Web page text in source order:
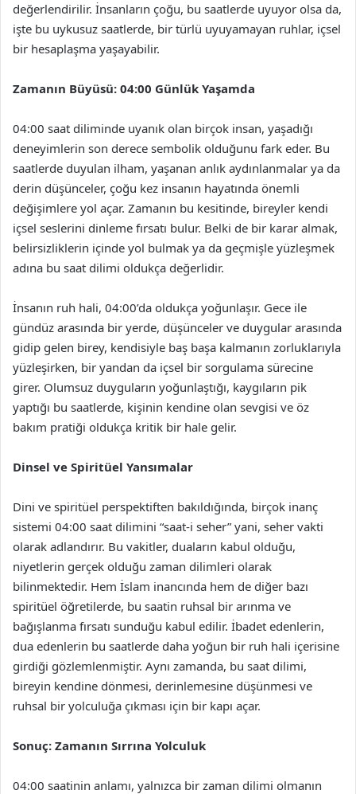
değerlendirilir. İnsanların çoğu, bu saatlerde uyuyor olsa da,
işte bu uykusuz saatlerde, bir türlü uyuyamayan ruhlar, içsel
bir hesaplaşma yaşayabilir.
Zamanın Büyüsü: 04:00 Günlük Yaşamda
04:00 saat diliminde uyanık olan birçok insan, yaşadığı
deneyimlerin son derece sembolik olduğunu fark eder. Bu
saatlerde duyulan ilham, yaşanan anlık aydınlanmalar ya da
derin düşünceler, çoğu kez insanın hayatında önemli
değişimlere yol açar. Zamanın bu kesitinde, bireyler kendi
içsel seslerini dinleme fırsatı bulur. Belki de bir karar almak,
belirsizliklerin içinde yol bulmak ya da geçmişle yüzleşmek
adına bu saat dilimi oldukça değerlidir.
İnsanın ruh hali, 04:00’da oldukça yoğunlaşır. Gece ile
gündüz arasında bir yerde, düşünceler ve duygular arasında
gidip gelen birey, kendisiyle baş başa kalmanın zorluklarıyla
yüzleşirken, bir yandan da içsel bir sorgulama sürecine
girer. Olumsuz duyguların yoğunlaştığı, kaygıların pik
yaptığı bu saatlerde, kişinin kendine olan sevgisi ve öz
bakım pratiği oldukça kritik bir hale gelir.
Dinsel ve Spiritüel Yansımalar
Dini ve spiritüel perspektiften bakıldığında, birçok inanç
sistemi 04:00 saat dilimini “saat-i seher” yani, seher vakti
olarak adlandırır. Bu vakitler, duaların kabul olduğu,
niyetlerin gerçek olduğu zaman dilimleri olarak
bilinmektedir. Hem İslam inancında hem de diğer bazı
spiritüel öğretilerde, bu saatin ruhsal bir arınma ve
bağışlanma fırsatı sunduğu kabul edilir. İbadet edenlerin,
dua edenlerin bu saatlerde daha yoğun bir ruh hali içerisine
girdiği gözlemlenmiştir. Aynı zamanda, bu saat dilimi,
bireyin kendine dönmesi, derinlemesine düşünmesi ve
ruhsal bir yolculuğa çıkması için bir kapı açar.
Sonuç: Zamanın Sırrına Yolculuk
04:00 saatinin anlamı, yalnızca bir zaman dilimi olmanın